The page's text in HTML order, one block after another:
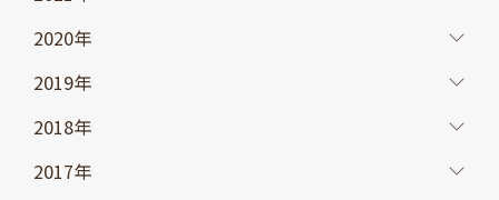
2020年
2019年
2018年
2017年